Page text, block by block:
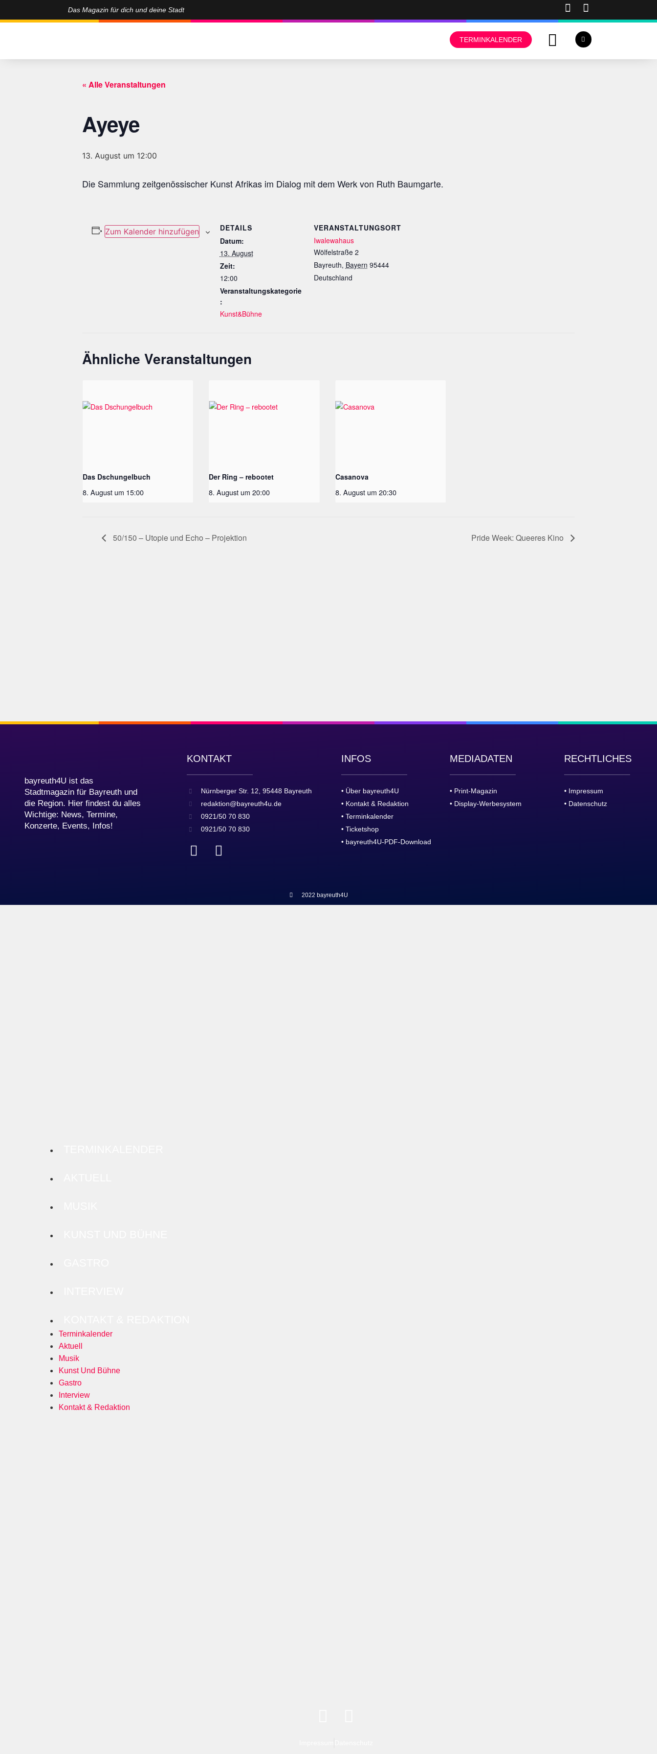
Das Magazin für dich und deine Stadt
TERMINKALENDER
« Alle Veranstaltungen
Ayeye
13. August um 12:00
Die Sammlung zeitgenössischer Kunst Afrikas im Dialog mit dem Werk von Ruth Baumgarte.
Zum Kalender hinzufügen
DETAILS
Datum:
13. August
Zeit:
12:00
Veranstaltungskategorie
:
Kunst&Bühne
VERANSTALTUNGSORT
Iwalewahaus
Wölfelstraße 2
Bayreuth, Bayern 95444
Deutschland
Ähnliche Veranstaltungen
Das Dschungelbuch
8. August um 15:00
Der Ring – rebootet
8. August um 20:00
Casanova
8. August um 20:30
50/150 – Utopie und Echo – Projektion Pride Week: Queeres Kino
bayreuth4U ist das
Stadtmagazin für Bayreuth und
die Region. Hier findest du alles
Wichtige: News, Termine,
Konzerte, Events, Infos!
KONTAKT
Nürnberger Str. 12, 95448 Bayreuth
redaktion@bayreuth4u.de
0921/50 70 830
0921/50 70 830
INFOS
• Über bayreuth4U
• Kontakt & Redaktion
• Terminkalender
• Ticketshop
• bayreuth4U-PDF-Download
MEDIADATEN
• Print-Magazin
• Display-Werbesystem
RECHTLICHES
• Impressum
• Datenschutz
2022 bayreuth4U
Terminkalender
Aktuell
Musik
Kunst Und Bühne
Gastro
Interview
Kontakt & Redaktion